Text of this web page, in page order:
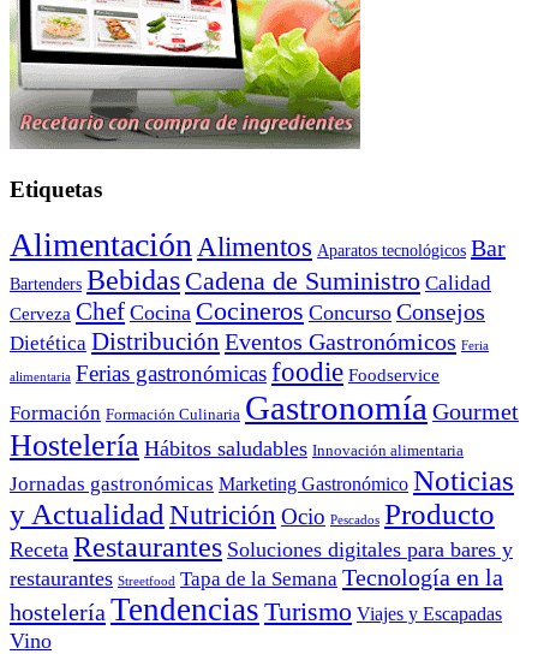
Etiquetas
Alimentación Alimentos Aparatos tecnológicos Bar
Bartenders Bebidas Cadena de Suministro Calidad
Cerveza Chef Cocina Cocineros Concurso Consejos
Dietética Distribución Eventos Gastronómicos Feria
alimentaria Ferias gastronómicasfoodie Foodservice
Formación Formación Culinaria Gastronomía Gourmet
Hostelería Hábitos saludables Innovación alimentaria
Jornadas gastronómicas Marketing Gastronómico Noticias
y Actualidad Nutrición Ocio Pescados Producto
Receta Restaurantes Soluciones digitales para bares y
restaurantes Streetfood Tapa de la Semana Tecnología en la
hostelería Tendencias Turismo Viajes y Escapadas
Vino